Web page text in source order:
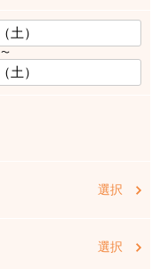
〜
選択
選択